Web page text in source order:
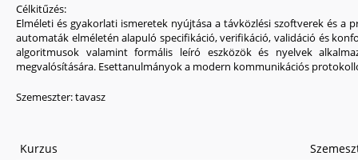
Célkitűzés:
Elméleti és gyakorlati ismeretek nyújtása a távközlési szoftverek és
automaták elméletén alapuló specifikáció, verifikáció, validáció és
algoritmusok valamint formális leíró eszközök és nyelvek
megvalósítására. Esettanulmányok a modern kommunikációs
Szemeszter:tavasz
Kurzus